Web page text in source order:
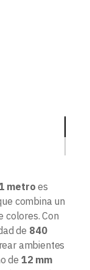
metro es
combina un
colores. Con
de 840
ambientes
de 12 mm